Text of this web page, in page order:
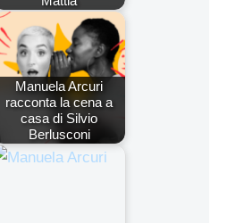
Manuela Arcuri
racconta la cena a
casa di Silvio
Berlusconi